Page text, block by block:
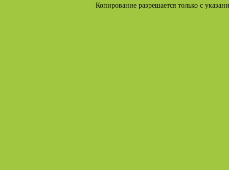
Копирование разрешается только с